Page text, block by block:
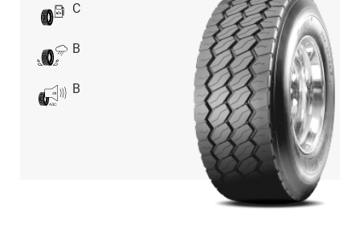
C
B
B